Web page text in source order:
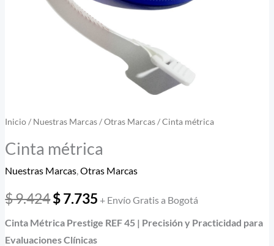
Inicio/ Nuestras Marcas/Otras Marcas/ Cinta métrica
Cinta métrica
Nuestras Marcas,Otras Marcas
$9.424$7.735 + Envío Gratis a Bogotá
Cinta Métrica Prestige REF 45 | Precisión y Practicidad para
Evaluaciones Clínicas